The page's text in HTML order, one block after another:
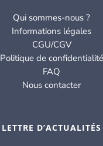
Qui sommes-nous ?
Informations légales
CGU/CGV
Politique de confidentialité
FAQ
Nous contacter
LETTRE D’ACTUALITÉS